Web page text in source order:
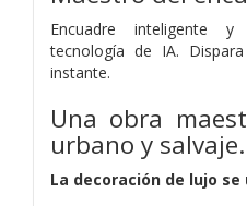
Encuadre inteligente
tecnología de IA.
instante.
Una obra
urbano y salvaje.
La decoración de lujo